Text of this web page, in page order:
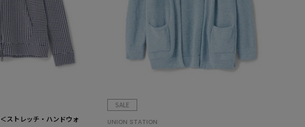
ストレッチ・ハンドウォ
SALE
UNION STATION